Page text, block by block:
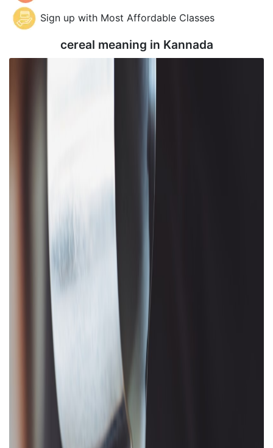
Sign up with Most Affordable Classes
cereal meaning in Kannada